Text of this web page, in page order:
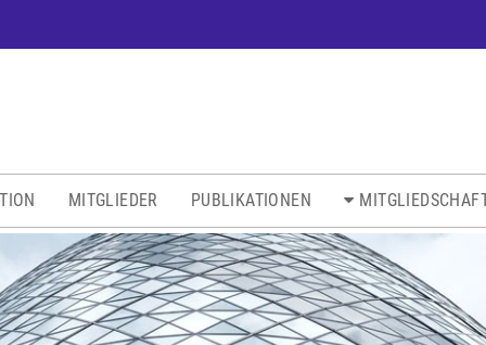
MITGLIEDER PUBLIKATIONEN